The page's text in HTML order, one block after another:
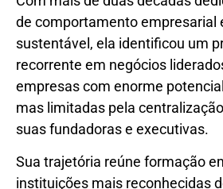
de comportamento empresarial
sustentável, ela identificou um
recorrente em negócios
empresas com enorme
mas limitadas pela
suas fundadoras e executivas.
Sua trajetória reúne formação
instituições mais reconhecidas